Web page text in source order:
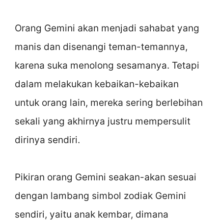
Orang Gemini akan menjadi sahabat yang
manis dan disenangi teman-temannya,
karena suka menolong sesamanya. Tetapi
dalam melakukan kebaikan-kebaikan
untuk orang lain, mereka sering berlebihan
sekali yang akhirnya justru mempersulit
dirinya sendiri.
Pikiran orang Gemini seakan-akan sesuai
dengan lambang simbol zodiak Gemini
sendiri, yaitu anak kembar, dimana